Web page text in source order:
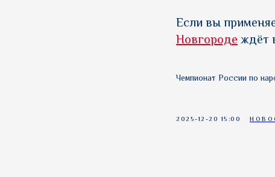
Если вы
Новгородеждёт
Чемпионат России по
2025-12-20 15:00